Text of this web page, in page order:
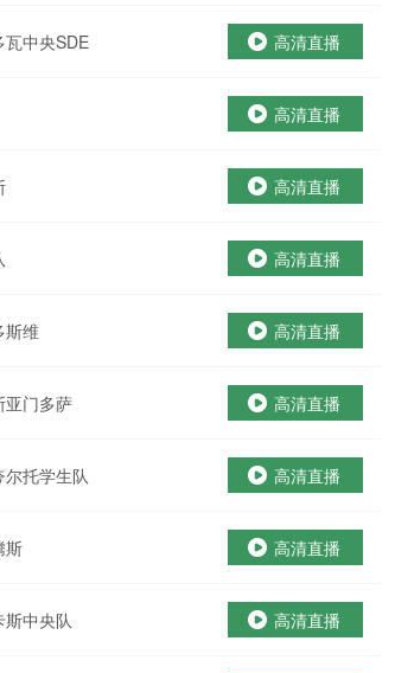
瓦中央SDE 高清直播
高清直播
高清直播
高清直播
斯维 高清直播
亚门多萨 高清直播
尔托学生队 高清直播
斯 高清直播
斯中央队 高清直播